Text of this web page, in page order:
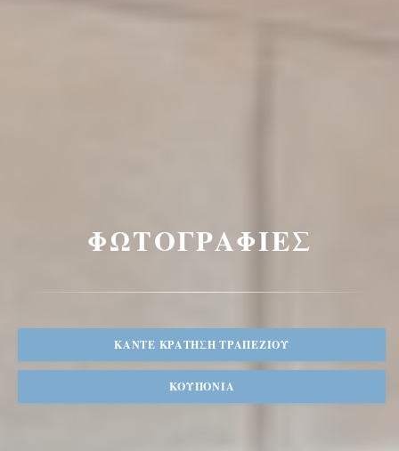
ΦΩΤΟΓΡΑΦΊΕΣ
ΚΆΝΤΕ ΚΡΆΤΗΣΗ ΤΡΑΠΕΖΙΟΎ
ΚΟΥΠΌΝΙΑ